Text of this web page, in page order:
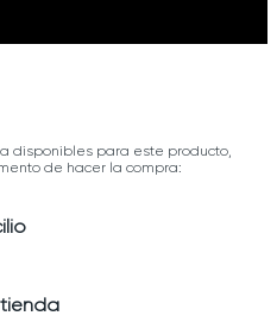
disponibles para este producto,
de hacer la compra: